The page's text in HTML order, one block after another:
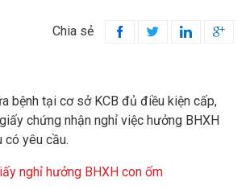
Chia sẻ    
bệnh tại cơ sở KCB đủ điều kiện cấp,
chứng nhận nghỉ việc hưởng BHXH
có yêu cầu.
nghỉ hưởng BHXH con ốm